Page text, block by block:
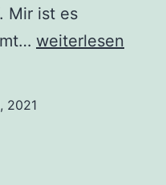
Mir ist es
Der
weiterlesen
2021